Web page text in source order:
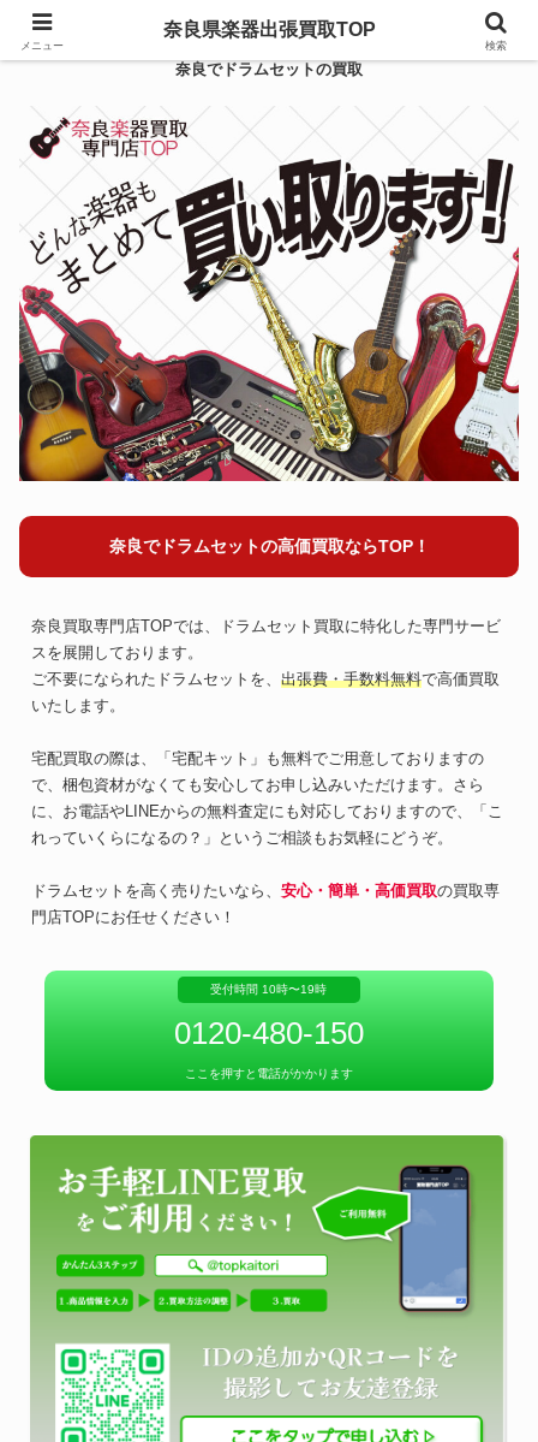
奈良でドラムセットの買取
奈良でドラムセットの高価買取ならTOP！
奈良買取専門店TOPでは、ドラムセット買取に特化した専門サービ
スを展開しております。
ご不要になられたドラムセットを、 出張費・手数料無料で高価買取
いたします。
宅配買取の際は、「宅配キット」も無料でご用意しておりますの
で、梱包資材がなくても安心してお申し込みいただけます。さら
に、お電話やLINEからの無料査定にも対応しておりますので、「こ
れっていくらになるの？」というご相談もお気軽にどうぞ。
ドラムセットを高く売りたいなら、 安心・簡単・高価買取の買取専
門店TOPにお任せください！
受付時間 10時〜19時
0120-480-150
ここを押すと電話がかかります
メニュー
奈良県楽器出張買取TOP
検索